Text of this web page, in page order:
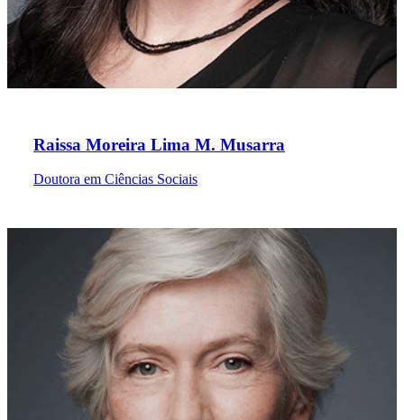
Raissa Moreira Lima M. Musarra
Doutora em Ciências Sociais